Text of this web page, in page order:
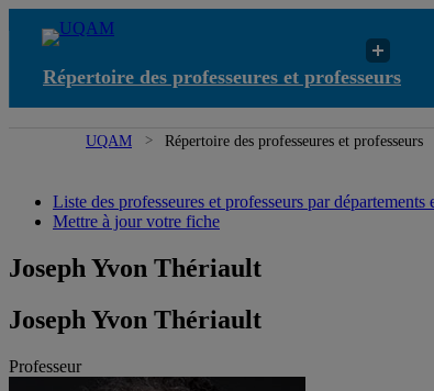
Répertoire des professeures et professeurs
UQAM Répertoire des professeures et professeurs
Liste des professeures et professeurs par départements
Mettre à jour votre fiche
Joseph Yvon Thériault
Joseph Yvon Thériault
Professeur